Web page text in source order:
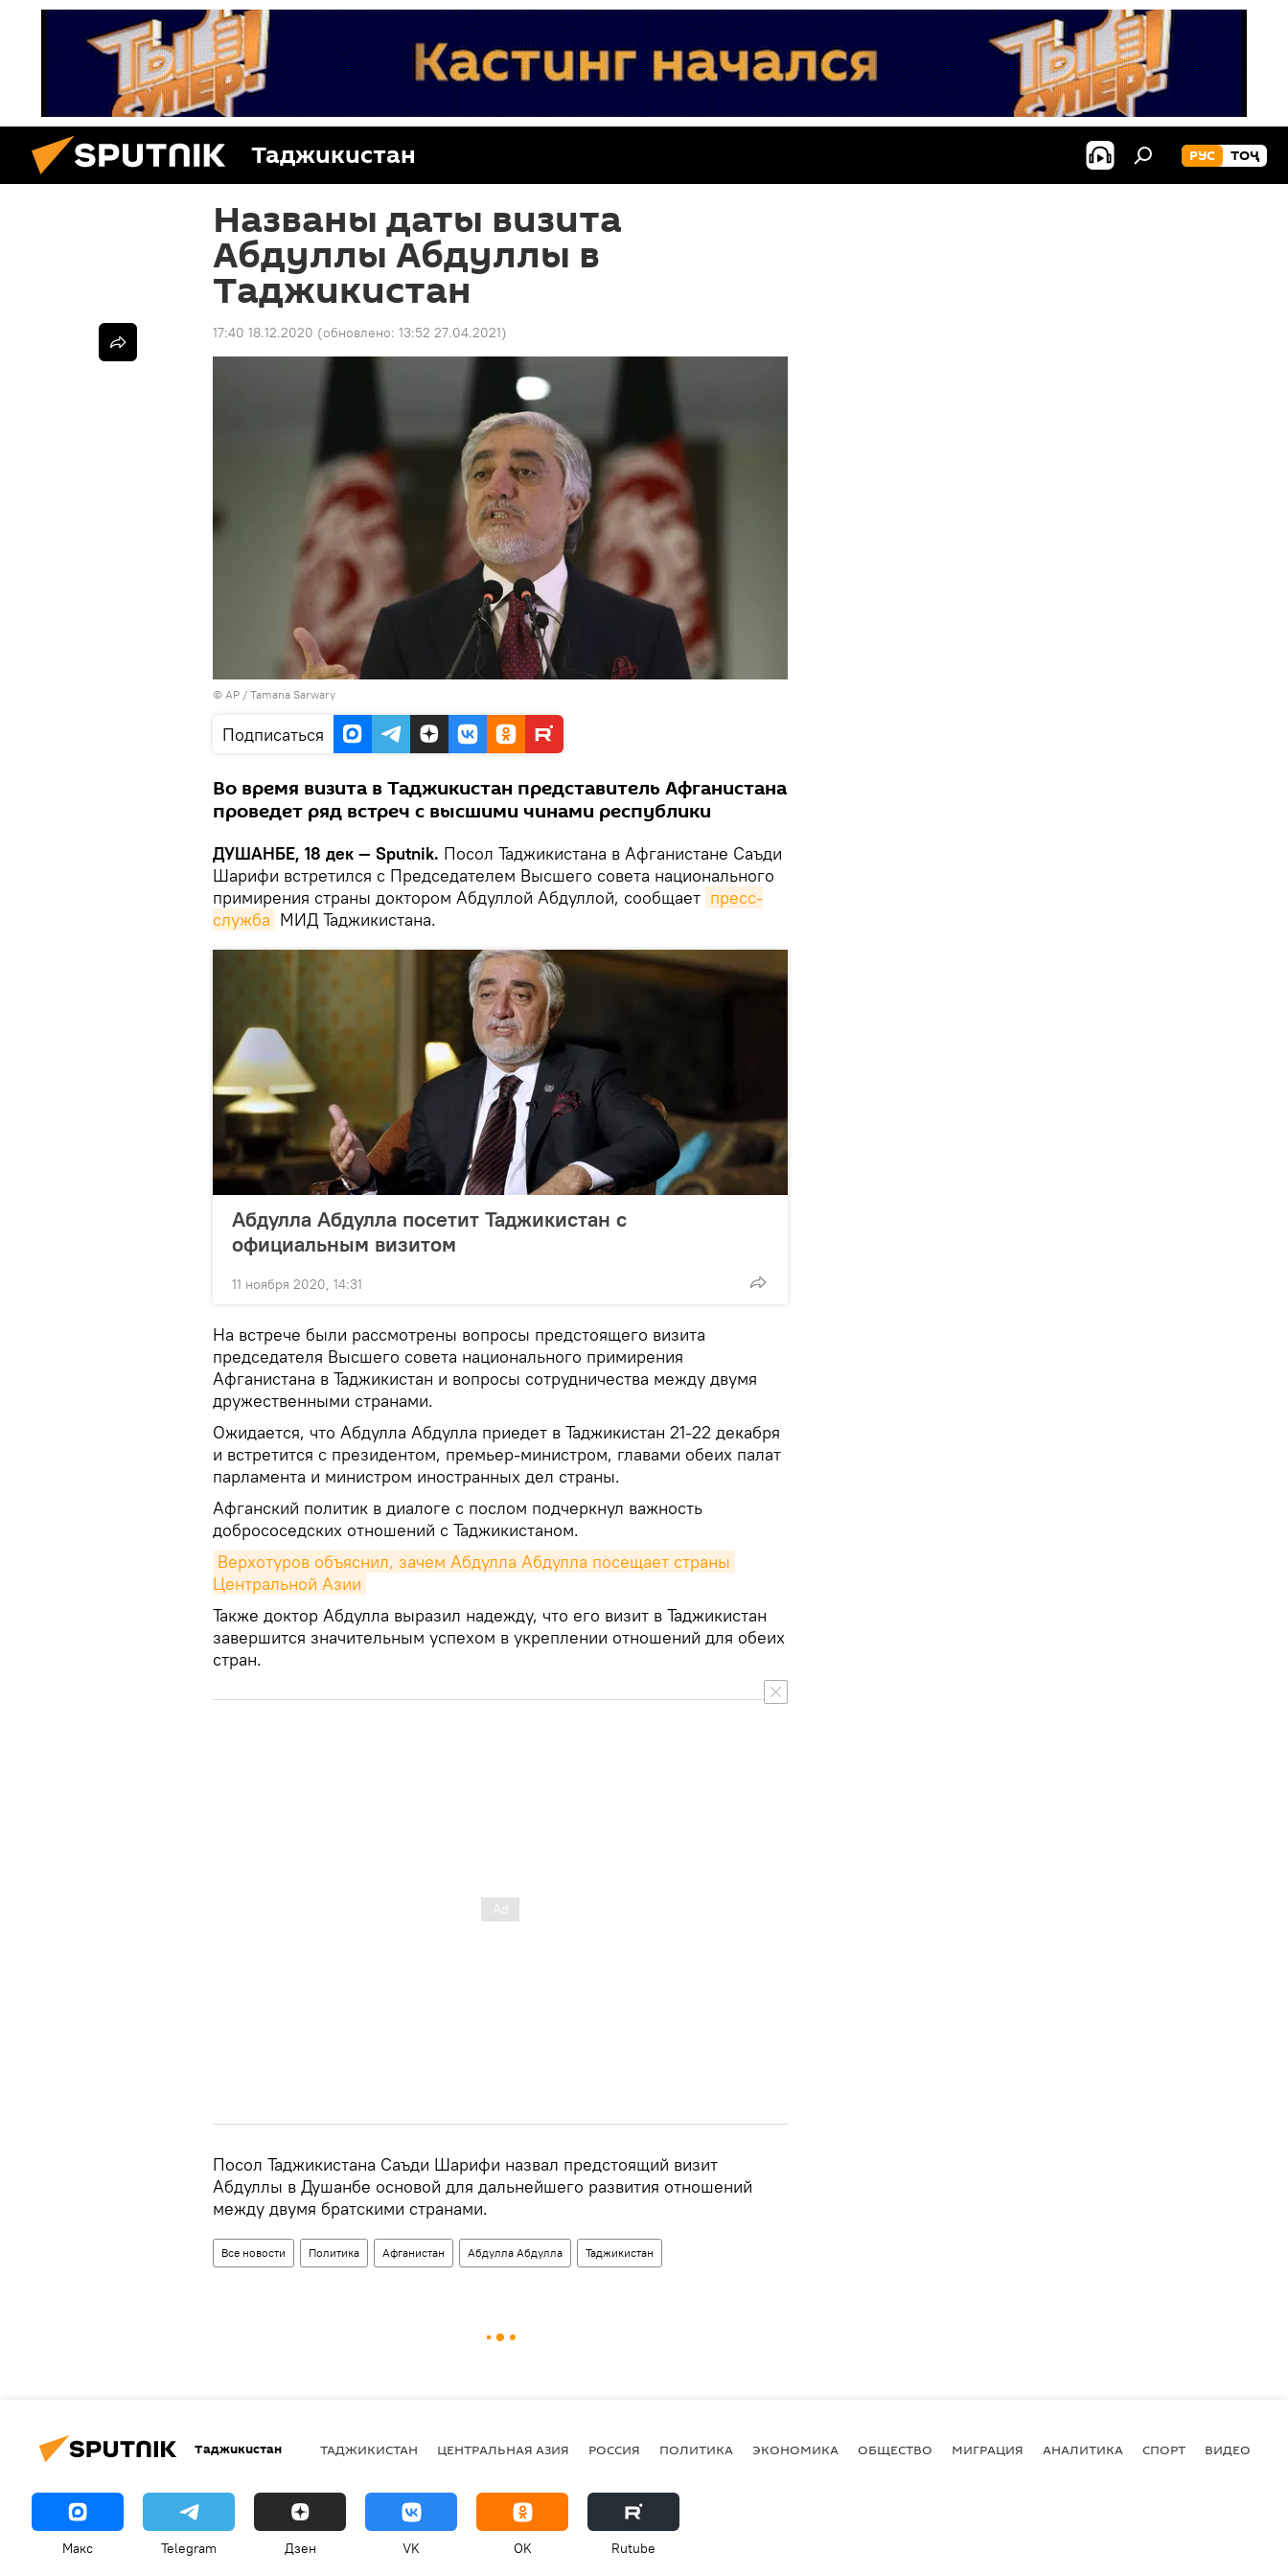
Таджикистан РУС ТОҶ
Названы даты визита
Абдуллы Абдуллы в
Таджикистан
17:40 18.12.2020 (обновлено: 13:52 27.04.2021)
© AP / Tamana Sarwary
Подписаться
Во время визита в Таджикистан представитель Афганистана
проведет ряд встреч с высшими чинами республики
ДУШАНБЕ, 18 дек — Sputnik. Посол Таджикистана в Афганистане Саъди
Шарифи встретился с Председателем Высшего совета национального
примирения страны доктором Абдуллой Абдуллой, сообщает пресс-
служба МИД Таджикистана.
Абдулла Абдулла посетит Таджикистан с
официальным визитом
11 ноября 2020, 14:31
На встрече были рассмотрены вопросы предстоящего визита
председателя Высшего совета национального примирения
Афганистана в Таджикистан и вопросы сотрудничества между двумя
дружественными странами.
Ожидается, что Абдулла Абдулла приедет в Таджикистан 21-22 декабря
и встретится с президентом, премьер-министром, главами обеих палат
парламента и министром иностранных дел страны.
Афганский политик в диалоге с послом подчеркнул важность
добрососедских отношений с Таджикистаном.
Верхотуров объяснил, зачем Абдулла Абдулла посещает страны
Центральной Азии
Также доктор Абдулла выразил надежду, что его визит в Таджикистан
завершится значительным успехом в укреплении отношений для обеих
стран.
Посол Таджикистана Саъди Шарифи назвал предстоящий визит
Абдуллы в Душанбе основой для дальнейшего развития отношений
между двумя братскими странами.
Все новости Политика Афганистан Абдулла Абдулла Таджикистан
Таджикистан ТАДЖИКИСТАН ЦЕНТРАЛЬНАЯ АЗИЯ РОССИЯ ПОЛИТИКА ЭКОНОМИКА ОБЩЕСТВО МИГРАЦИЯ АНАЛИТИКА СПОРТ ВИДЕО
Макс Telegram Дзен VK OK Rutube